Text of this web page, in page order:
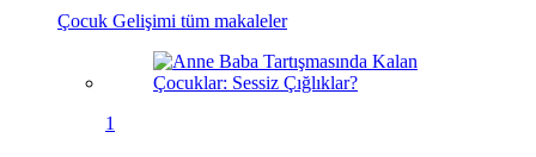
Çocuk Gelişimi tüm makaleler
1